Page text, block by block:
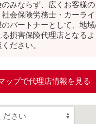
みならず、広くお客様
会保険労務士・カーラ
パートナーとして、地
損害保険代理店となる
ださい。
ップで代理店情報を見る
ださい